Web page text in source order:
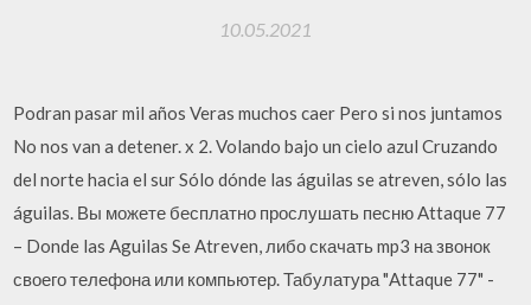
10.05.2021
Podran pasar mil años Veras muchos caer Pero si nos juntamos
No nos van a detener. x 2. Volando bajo un cielo azul Cruzando
del norte hacia el sur Sólo dónde las águilas se atreven, sólo las
águilas. Вы можете бесплатно прослушать песню Attaque 77
– Donde las Aguilas Se Atreven, либо скачать mp3 на звонок
своего телефона или компьютер. Табулатура "Attaque 77" -